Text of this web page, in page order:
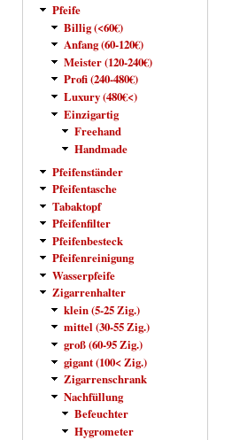
Pfeife
Billig (<60€)
Anfang (60-120€)
Meister (120-240€)
Profi (240-480€)
Luxury (480€<)
Einzigartig
Freehand
Handmade
Pfeifenständer
Pfeifentasche
Tabaktopf
Pfeifenfilter
Pfeifenbesteck
Pfeifenreinigung
Wasserpfeife
Zigarrenhalter
klein (5-25 Zig.)
mittel (30-55 Zig.)
groß (60-95 Zig.)
gigant (100< Zig.)
Zigarrenschrank
Nachfüllung
Befeuchter
Hygrometer